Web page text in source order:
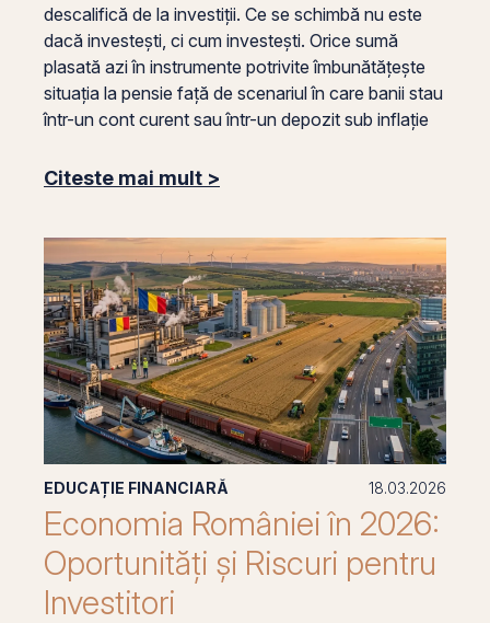
descalifică de la investiții. Ce se schimbă nu este
dacă investești, ci cum investești. Orice sumă
plasată azi în instrumente potrivite îmbunătățește
situația la pensie față de scenariul în care banii stau
într-un cont curent sau într-un depozit sub inflație
Citeste mai mult >
EDUCAȚIE FINANCIARĂ 18.03.2026
Economia României în 2026:
Oportunități și Riscuri pentru
Investitori